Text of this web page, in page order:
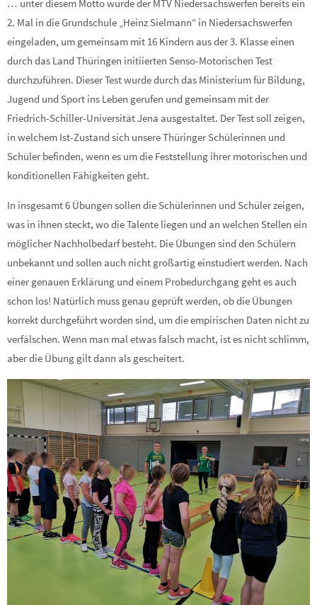
… unter diesem Motto wurde der MTV Niedersachswerfen bereits ein
2. Mal in die Grundschule „Heinz Sielmann“ in Niedersachswerfen
eingeladen, um gemeinsam mit 16 Kindern aus der 3. Klasse einen
durch das Land Thüringen initiierten Senso-Motorischen Test
durchzuführen. Dieser Test wurde durch das Ministerium für Bildung,
Jugend und Sport ins Leben gerufen und gemeinsam mit der
Friedrich-Schiller-Universität Jena ausgestaltet. Der Test soll zeigen,
in welchem Ist-Zustand sich unsere Thüringer Schülerinnen und
Schüler befinden, wenn es um die Feststellung ihrer motorischen und
konditionellen Fähigkeiten geht.
In insgesamt 6 Übungen sollen die Schülerinnen und Schüler zeigen,
was in ihnen steckt, wo die Talente liegen und an welchen Stellen ein
möglicher Nachholbedarf besteht. Die Übungen sind den Schülern
unbekannt und sollen auch nicht großartig einstudiert werden. Nach
einer genauen Erklärung und einem Probedurchgang geht es auch
schon los! Natürlich muss genau geprüft werden, ob die Übungen
korrekt durchgeführt worden sind, um die empirischen Daten nicht zu
verfälschen. Wenn man mal etwas falsch macht, ist es nicht schlimm,
aber die Übung gilt dann als gescheitert.